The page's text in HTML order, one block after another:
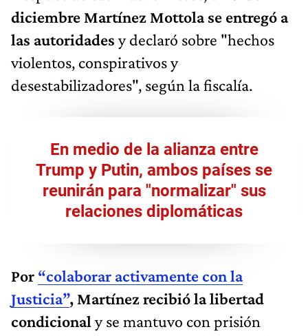
diciembre Martínez Mottola se entregó a
las autoridades y declaró sobre "hechos
violentos, conspirativos y
desestabilizadores", según la fiscalía.
En medio de la alianza entre
Trump y Putin, ambos países se
reunirán para "normalizar" sus
relaciones diplomáticas
Por “colaborar activamente con la
Justicia”, Martínez recibió la libertad
condicional y se mantuvo con prisión